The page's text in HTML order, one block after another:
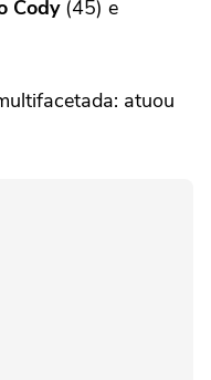
Cody(45) e
atuou